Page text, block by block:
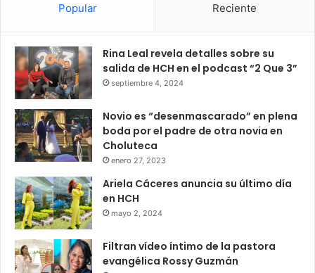
Popular Reciente
Rina Leal revela detalles sobre su
salida de HCH en el podcast “2 Que 3”
septiembre 4, 2024
Novio es “desenmascarado” en plena
boda por el padre de otra novia en
Choluteca
enero 27, 2023
Ariela Cáceres anuncia su último día
en HCH
mayo 2, 2024
Filtran vídeo íntimo de la pastora
evangélica Rossy Guzmán